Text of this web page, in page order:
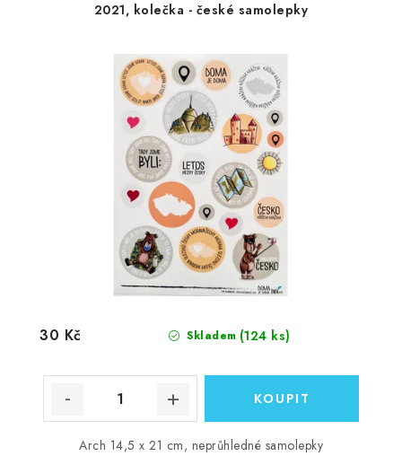
2021, kolečka - české samolepky
Skladem (124 ks)
30 Kč
Arch 14,5 x 21 cm, neprůhledné samolepky